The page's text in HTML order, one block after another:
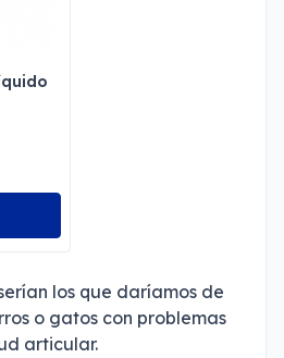
los que daríamos de
o gatos con problemas
articular.